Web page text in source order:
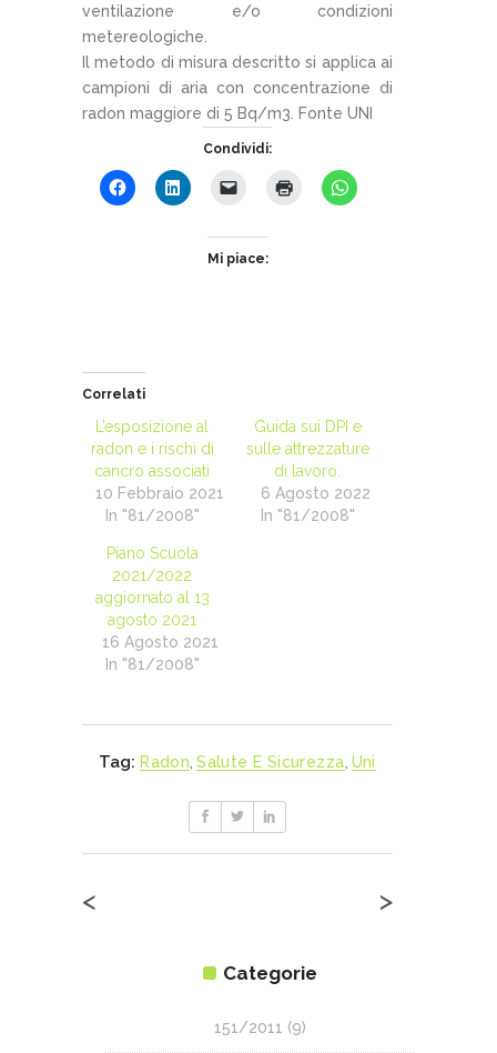
ventilazione e/o condizioni
metereologiche.
Il metodo di misura descritto si applica ai
campioni di aria con concentrazione di
radon maggiore di 5 Bq/m3. Fonte UNI
Condividi:
Mi piace:
Correlati
L’esposizione al
radon e i rischi di
cancro associati
10 Febbraio 2021
In "81/2008"
Guida sui DPI e
sulle attrezzature
di lavoro.
6 Agosto 2022
In "81/2008"
Piano Scuola
2021/2022
aggiornato al 13
agosto 2021
16 Agosto 2021
In "81/2008"
Tag: Radon Salute E Sicurezza Uni
< >
Categorie
151/2011 (9)